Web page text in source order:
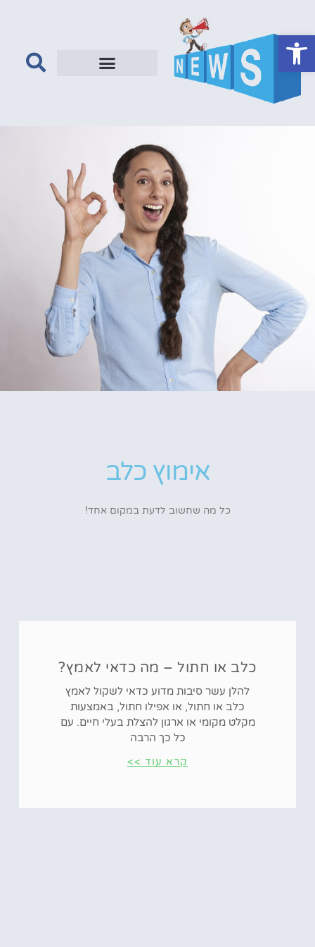
אימוץ כלב
כל מה שחשוב לדעת במקום אחד!
כלב או חתול – מה כדאי לאמץ?
להלן עשר סיבות מדוע כדאי לשקול לאמץ
כלב או חתול, או אפילו חתול, באמצעות
מקלט מקומי או ארגון להצלת בעלי חיים. עם
כל כך הרבה
קרא עוד >>
פתח סרגל נגישות